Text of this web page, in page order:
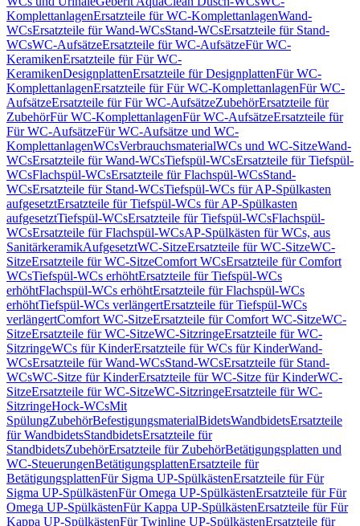
KomplettanlagenErsatzteile für WC-KomplettanlagenWand-
WCsErsatzteile für Wand-WCsStand-WCsErsatzteile für Stand-
WCsWC-AufsätzeErsatzteile für WC-AufsätzeFür WC-
KeramikenErsatzteile für Für WC-
KeramikenDesignplattenErsatzteile für DesignplattenFür WC-
KomplettanlagenErsatzteile für Für WC-KomplettanlagenFür WC-
AufsätzeErsatzteile für Für WC-AufsätzeZubehörErsatzteile für
ZubehörFür WC-KomplettanlagenFür WC-AufsätzeErsatzteile für
Für WC-AufsätzeFür WC-Aufsätze und WC-
KomplettanlagenWCsVerbrauchsmaterialWCs und WC-SitzeWand-
WCsErsatzteile für Wand-WCsTiefspül-WCsErsatzteile für Tiefspül-
WCsFlachspül-WCsErsatzteile für Flachspül-WCsStand-
WCsErsatzteile für Stand-WCsTiefspül-WCs für AP-Spülkasten
aufgesetztErsatzteile für Tiefspül-WCs für AP-Spülkasten
aufgesetztTiefspül-WCsErsatzteile für Tiefspül-WCsFlachspül-
WCsErsatzteile für Flachspül-WCsAP-Spülkästen für WCs, aus
SanitärkeramikAufgesetztWC-SitzeErsatzteile für WC-SitzeWC-
SitzeErsatzteile für WC-SitzeComfort WCsErsatzteile für Comfort
WCsTiefspül-WCs erhöhtErsatzteile für Tiefspül-WCs
erhöhtFlachspül-WCs erhöhtErsatzteile für Flachspül-WCs
erhöhtTiefspül-WCs verlängertErsatzteile für Tiefspül-WCs
verlängertComfort WC-SitzeErsatzteile für Comfort WC-SitzeWC-
SitzeErsatzteile für WC-SitzeWC-SitzringeErsatzteile für WC-
SitzringeWCs für KinderErsatzteile für WCs für KinderWand-
WCsErsatzteile für Wand-WCsStand-WCsErsatzteile für Stand-
WCsWC-Sitze für KinderErsatzteile für WC-Sitze für KinderWC-
SitzeErsatzteile für WC-SitzeWC-SitzringeErsatzteile für WC-
SitzringeHock-WCsMit
SpülungZubehörBefestigungsmaterialBidetsWandbidetsErsatzteile
für WandbidetsStandbidetsErsatzteile für
StandbidetsZubehörErsatzteile für ZubehörBetätigungsplatten und
WC-SteuerungenBetätigungsplattenErsatzteile für
BetätigungsplattenFür Sigma UP-SpülkästenErsatzteile für Für
Sigma UP-SpülkästenFür Omega UP-SpülkästenErsatzteile für Für
Omega UP-SpülkästenFür Kappa UP-SpülkästenErsatzteile für Für
Kappa UP-SpülkästenFür Twinline UP-SpülkästenErsatzteile für